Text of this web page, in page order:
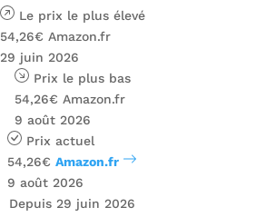
Le prix le plus élevé
54,26€ Amazon.fr
29 juin 2026
Prix ​​le plus bas
54,26€ Amazon.fr
9 août 2026
Prix ​​actuel
54,26€ Amazon.fr
9 août 2026
Depuis 29 juin 2026